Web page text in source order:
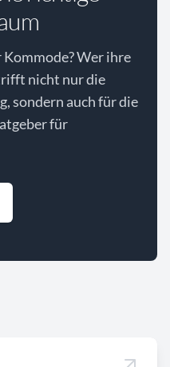
Wer ihre
nicht nur die
sondern auch für die
für